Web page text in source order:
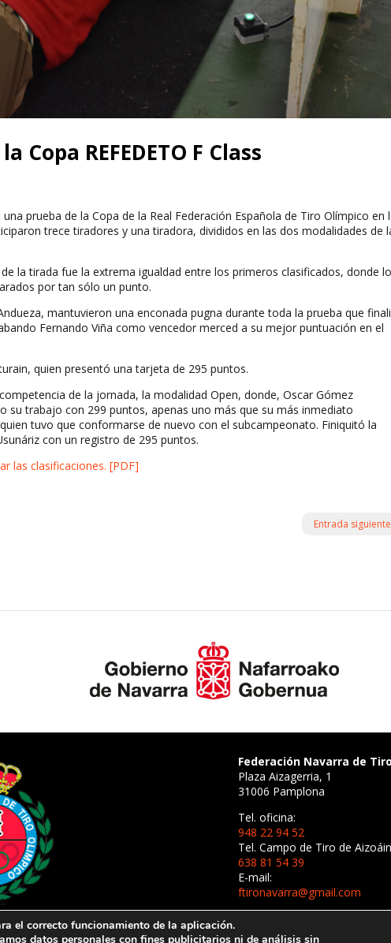
Copa REFEDETO F Class
prueba de la Copa de la Real Federación Española de Tiro Olímpico en
trece tiradores y una tiradora, divididos en las dos modalidades de
la tirada fue la extrema igualdad entre los primeros clasificados, donde
por tan sólo un punto.
mantuvieron una enconada pugna durante toda la prueba que
Fernando Viña como vencedor merced a su mejor puntuación en el
quien presentó una tarjeta de 295 puntos.
de la jornada, la modalidad Open, donde, Oscar Gómez
su trabajo con 299 puntos, apenas uno más que su más inmediato
tuvo que conformarse de nuevo con el subcampeonato. Finiquitó la
con un registro de 295 puntos.
las clasificaciones. [PDF]
Entrada siguiente
Federación Navarra de
Plaza Aizagerria, 1
31006 Pamplona
Tel. oficina:
948 22 94 52
Tel. Campo de Tiro de
638 81 54 39
E-mail:
ftironavarra@gmail.com
el correcto funcionamiento de la aplicación.
datos personales con fines publicitarios ni de análisis sin